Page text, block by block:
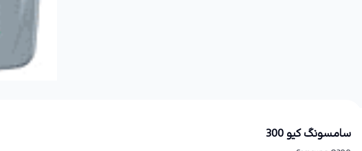
سامسونگ کیو 300